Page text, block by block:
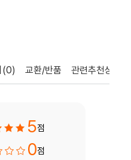
(0) 교환/반품 관련추천상품
5점
0점